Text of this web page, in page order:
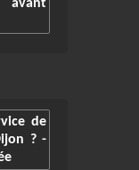
de
? -